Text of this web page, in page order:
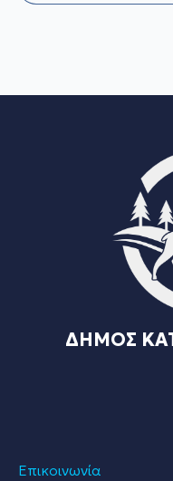
ΔΗΜΟΣ
Επικοινωνία